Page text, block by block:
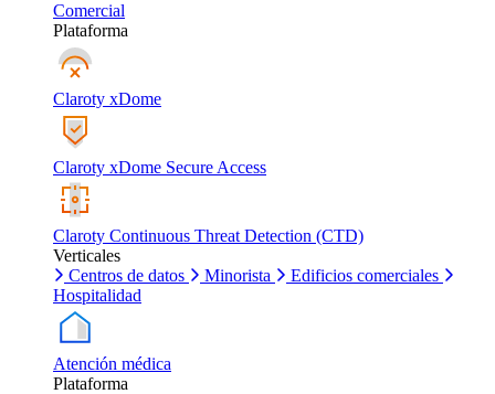
Comercial
Plataforma
Claroty xDome
Claroty xDome Secure Access
Claroty Continuous Threat Detection (CTD)
Verticales
Centros de datos
Minorista
Edificios comerciales
Hospitalidad
Atención médica
Plataforma